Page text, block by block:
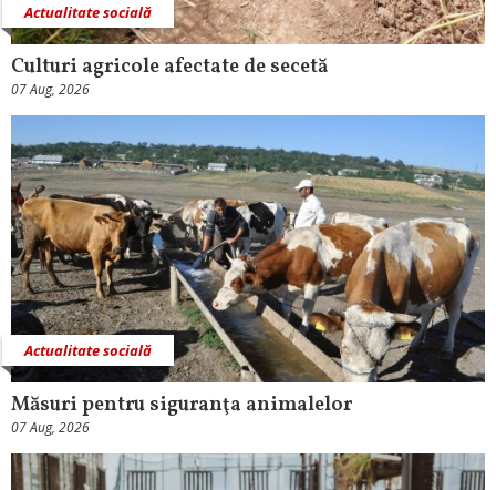
Actualitate socială
Culturi agricole afectate de secetă
07 Aug, 2026
Actualitate socială
Măsuri pentru siguranţa animalelor
07 Aug, 2026